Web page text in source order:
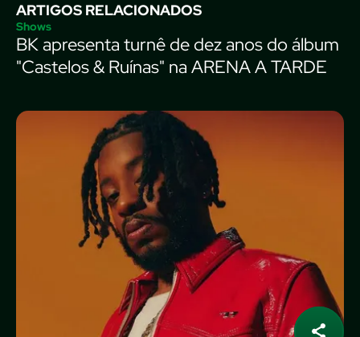
ARTIGOS RELACIONADOS
Shows
BK apresenta turnê de dez anos do álbum
"Castelos & Ruínas" na ARENA A TARDE